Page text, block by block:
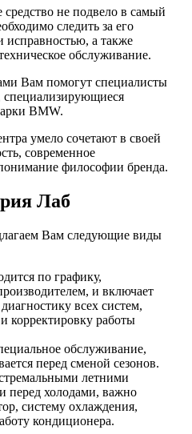
не подвело в самый
следить за его
исправностью, а также
обслуживание.
Вам помогут специалисты
специализирующиеся
BMW.
умело сочетают в своей
современное
философии бренда.
Лаб
Вам следующие виды
по графику,
и включает
всех систем,
корректировку работы
обслуживание,
перед сменой сезонов.
летними
перед холодами, важно
систему охлаждения,
кондиционера.